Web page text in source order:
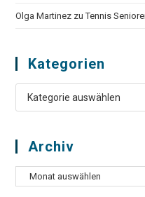
Olga Martinez zuTennis
Kategorien
Kategorien
Archiv
Archiv